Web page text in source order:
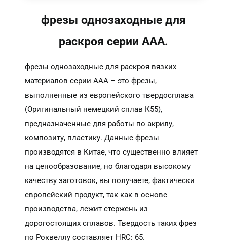
фрезы однозаходные для
раскроя серии AAA.
фрезы однозаходные для раскроя вязких
материалов серии ААA – это фрезы,
выполненные из европейского твердосплава
(Оригинальный немецкий сплав К55),
предназначенные для работы по акрилу,
композиту, пластику. Данные фрезы
производятся в Китае, что существенно влияет
на ценообразование, но благодаря высокому
качеству заготовок, вы получаете, фактически
европейский продукт, так как в основе
производства, лежит стержень из
дорогостоящих сплавов. Твердость таких фрез
по Роквеллу составляет HRC: 65.